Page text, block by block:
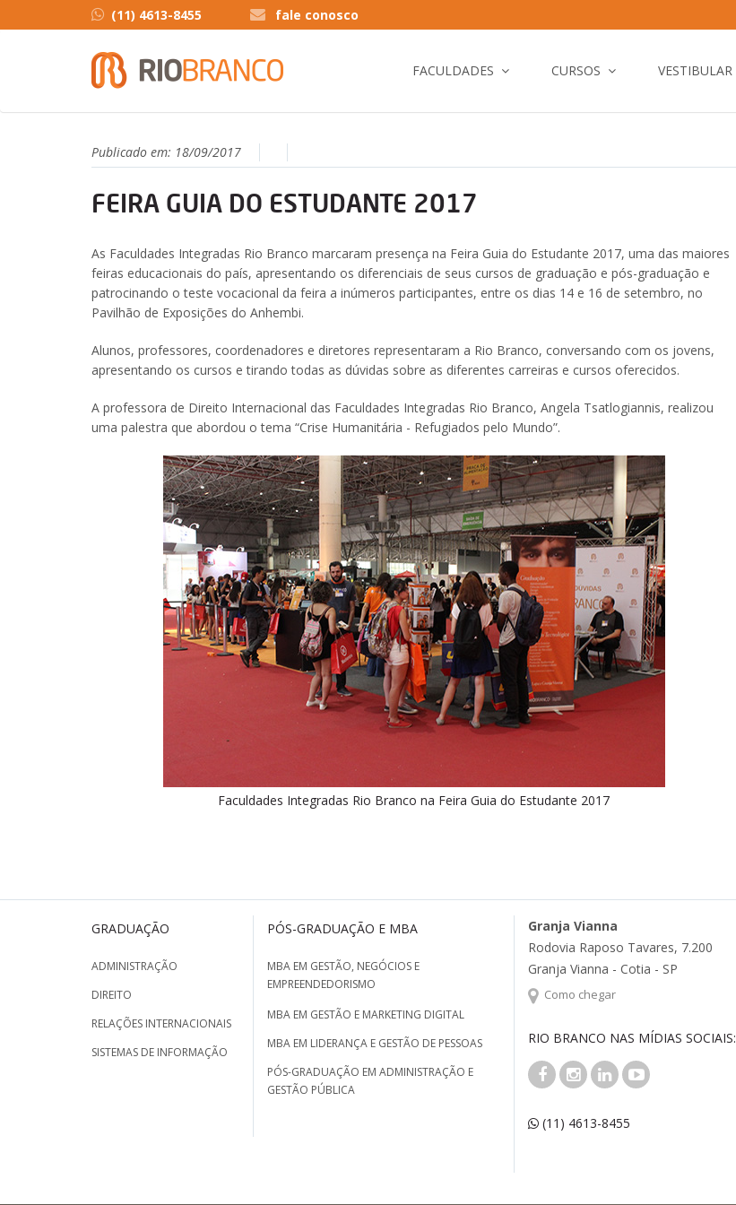
(11) 4613-8455 fale conosco
FACULDADES CURSOS VESTIBULAR
Publicado em: 18/09/2017
FEIRA GUIA DO ESTUDANTE 2017
As Faculdades Integradas Rio Branco marcaram presença na Feira Guia do Estudante 2017, uma das maiores
feiras educacionais do país, apresentando os diferenciais de seus cursos de graduação e pós-graduação e
patrocinando o teste vocacional da feira a inúmeros participantes, entre os dias 14 e 16 de setembro, no
Pavilhão de Exposições do Anhembi.
Alunos, professores, coordenadores e diretores representaram a Rio Branco, conversando com os jovens,
apresentando os cursos e tirando todas as dúvidas sobre as diferentes carreiras e cursos oferecidos.
A professora de Direito Internacional das Faculdades Integradas Rio Branco, Angela Tsatlogiannis, realizou
uma palestra que abordou o tema “Crise Humanitária - Refugiados pelo Mundo”.
Faculdades Integradas Rio Branco na Feira Guia do Estudante 2017
GRADUAÇÃO
ADMINISTRAÇÃO
DIREITO
RELAÇÕES INTERNACIONAIS
SISTEMAS DE INFORMAÇÃO
PÓS-GRADUAÇÃO E MBA
MBA EM GESTÃO, NEGÓCIOS E
EMPREENDEDORISMO
MBA EM GESTÃO E MARKETING DIGITAL
MBA EM LIDERANÇA E GESTÃO DE PESSOAS
PÓS-GRADUAÇÃO EM ADMINISTRAÇÃO E
GESTÃO PÚBLICA
Granja Vianna
Rodovia Raposo Tavares, 7.200
Granja Vianna - Cotia - SP
Como chegar
RIO BRANCO NAS MÍDIAS SOCIAIS:
(11) 4613-8455